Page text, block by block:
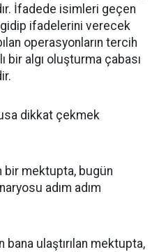
İfadede isimleri geçen
gidip ifadelerini verecek
operasyonların tercih
bir algı oluşturma çabası
dikkat çekmek
bir mektupta, bugün
adım adım
bana ulaştırılan mektupta,